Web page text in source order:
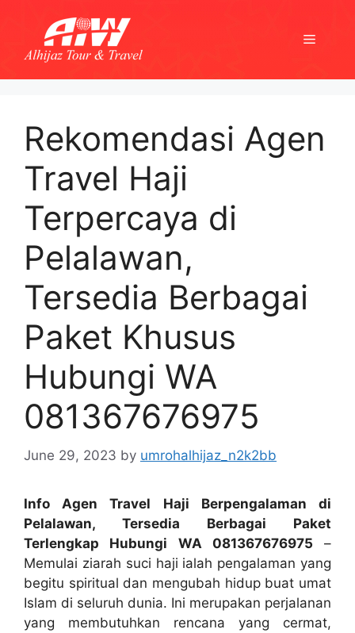
content
Menu
Rekomendasi Agen
Travel Haji
Terpercaya di
Pelalawan,
Tersedia Berbagai
Paket Khusus
Hubungi WA
081367676975
June 29, 2023 by umrohalhijaz_n2k2bb
Info Agen Travel Haji Berpengalaman di
Pelalawan, Tersedia Berbagai Paket
Terlengkap Hubungi WA 081367676975 –
Memulai ziarah suci haji ialah pengalaman yang
begitu spiritual dan mengubah hidup buat umat
Islam di seluruh dunia. Ini merupakan perjalanan
yang membutuhkan rencana yang cermat,